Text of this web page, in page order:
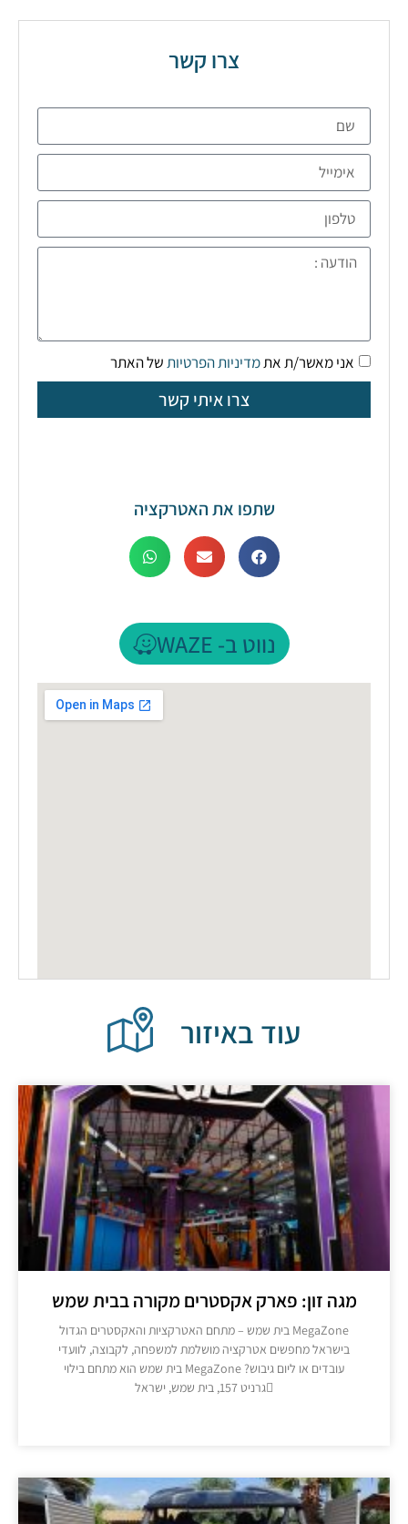
צרו קשר
אני מאשר/ת אתמדיניות הפרטיותשל האתר
צרו איתי קשר
שתפו את האטרקציה
נווט ב- WAZE
עוד באיזור
זון: פארק אקסטרים מקורה בבית שמש
MegaZone בית שמש – מתחם האטרקציות והאקסטרים הגדול
בישראל מחפשים אטרקציה מושלמת למשפחה, לקבוצה, לוועדי
עובדים או ליום גיבוש? MegaZone בית שמש הוא מתחם בילוי